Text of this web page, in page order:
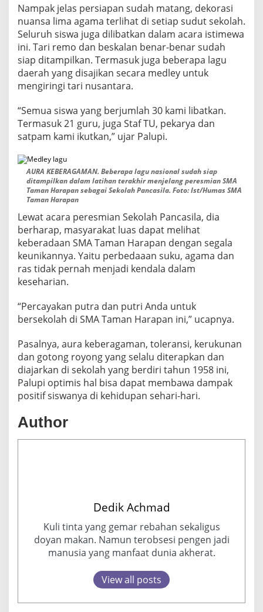
A
S
L
A
Nampak jelas persiapan sudah matang, dekorasi
nuansa lima agama terlihat di setiap sudut sekolah.
Seluruh siswa juga dilibatkan dalam acara istimewa
ini. Tari remo dan beskalan benar-benar sudah
siap ditampilkan. Termasuk juga beberapa lagu
daerah yang disajikan secara medley untuk
mengiringi tari nusantara.
“Semua siswa yang berjumlah 30 kami libatkan.
Termasuk 21 guru, juga Staf TU, pekarya dan
satpam kami ikutkan,” ujar Palupi.
AURA KEBERAGAMAN. Beberapa lagu nasional sudah siap
ditampilkan dalam latihan terakhir menjelang peresmian SMA
Taman Harapan sebagai Sekolah Pancasila. Foto: Ist/Humas SMA
Taman Harapan
Lewat acara peresmian Sekolah Pancasila, dia
berharap, masyarakat luas dapat melihat
keberadaan SMA Taman Harapan dengan segala
keunikannya. Yaitu perbedaaan suku, agama dan
ras tidak pernah menjadi kendala dalam
keseharian.
“Percayakan putra dan putri Anda untuk
bersekolah di SMA Taman Harapan ini,” ucapnya.
Pasalnya, aura keberagaman, toleransi, kerukunan
dan gotong royong yang selalu diterapkan dan
diajarkan di sekolah yang berdiri tahun 1958 ini,
Palupi optimis hal bisa dapat membawa dampak
positif siswanya di kehidupan sehari-hari.
Author
Dedik Achmad
Kuli tinta yang gemar rebahan sekaligus
doyan makan. Namun terobsesi pengen jadi
manusia yang manfaat dunia akherat.
View all posts